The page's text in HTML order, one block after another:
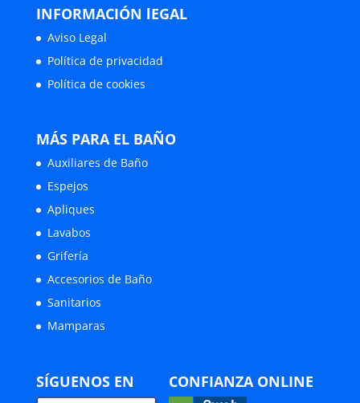
INFORMACIÓN lEGAL
Aviso Legal
Política de privacidad
Política de cookies
MÁS PARA EL BAÑO
Auxiliares de Baño
Espejos
Apliques
Lavabos
Grifería
Accesorios de Baño
Sanitarios
Mamparas
SÍGUENOS EN CONFIANZA ONLINE